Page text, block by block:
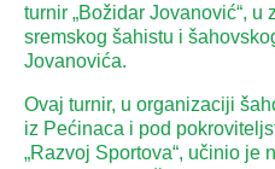
turnir „Božidar Jovanović“,
sremskog šahistu i
Jovanovića.
Ovaj turnir, u organizaciji
iz Pećinaca i pod
„Razvoj Sportova“, učinio je